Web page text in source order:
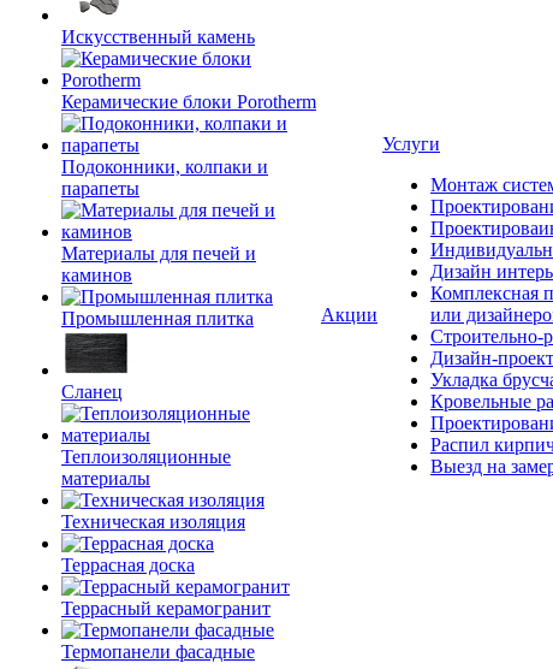
Искусственный камень
Керамические блоки Porotherm
Подоконники, колпаки и
парапеты
Материалы для печей и
каминов
Промышленная плитка
Сланец
Теплоизоляционные
материалы
Техническая изоляция
Террасная доска
Террасный керамогранит
Термопанели фасадные
Акции
Услуги
Монтаж
Дизайн
Комплексная
или
Строительно-
Дизайн-
Укладка
Кровельные
Распил
Выезд на